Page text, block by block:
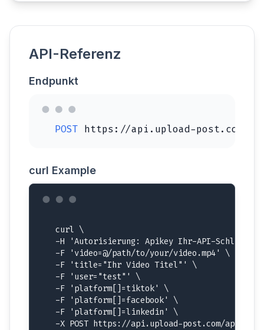
API-Referenz
Endpunkt
POST https://api.upload-post.com/
curl Example
curl \
-H 'Autorisierung: Apikey Ihr-API-
  -F 'video=@/path/to/your/video.mp4' \
  -F 'title="Ihr Video Titel"' \
  -F 'user="test"' \
  -F 'platform[]=tiktok' \
  -F 'platform[]=facebook' \
  -F 'platform[]=linkedin' \
-X POST https://api.upload-post.com/api/